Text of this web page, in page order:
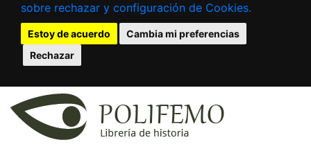
sobre rechazar y configuración de Cookies.
Estoy de acuerdo
Cambia mi preferencias
Rechazar